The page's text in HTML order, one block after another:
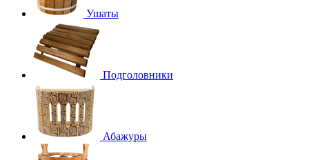
Ушаты
Подголовники
Абажуры